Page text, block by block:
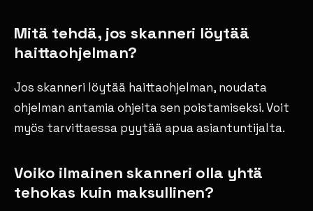
Mitä tehdä, jos skanneri löytää
haittaohjelman?
Jos skanneri löytää haittaohjelman, noudata
ohjelman antamia ohjeita sen poistamiseksi. Voit
myös tarvittaessa pyytää apua asiantuntijalta.
Voiko ilmainen skanneri olla yhtä
tehokas kuin maksullinen?